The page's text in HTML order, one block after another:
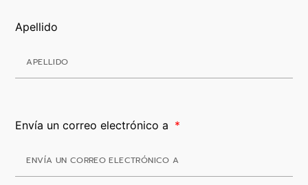
Apellido
Envía un correo electrónico a